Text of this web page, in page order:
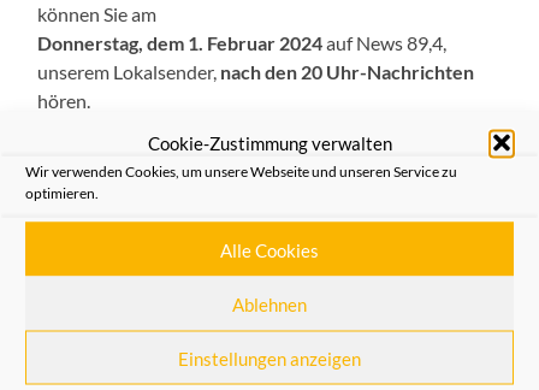
Cookie-Zustimmung verwalten
Wir verwenden Cookies, um unsere Webseite und unseren Service zu
optimieren.
Alle Cookies
Ablehnen
Einstellungen anzeigen
können Sie am
Donnerstag, dem 1. Februar 2024auf News 89,4,
unserem Lokalsender, nach den 20 Uhr-Nachrichten
hören.
Diese Radiosendung von Heinz-Günther Hüsch, die er
noch selbst begleiten konnte, ist danach bei NRWision –
Aus dem Verein
VORHERIGER BEITRAG